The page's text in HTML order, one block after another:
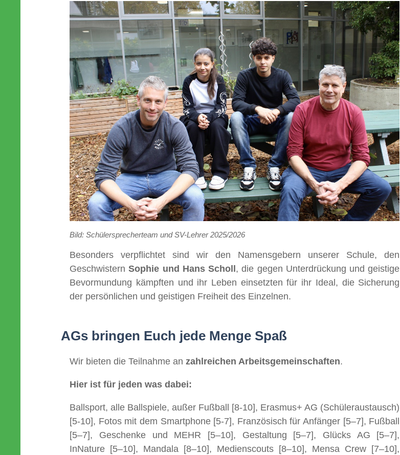
Bild: Schülersprecherteam und SV-Lehrer 2025/2026
Besonders verpflichtet sind wir den Namensgebern unserer Schule, den
GeschwisternSophie und Hans Scholl, die gegen Unterdrückung und geistige
Bevormundung kämpften und ihr Leben einsetzten für ihr Ideal, die Sicherung
der persönlichen und geistigen Freiheit des Einzelnen.
AGs bringen Euch jede Menge Spaß
Wir bieten die Teilnahme anzahlreichen Arbeits­gemeinschaften.
Hier ist für jeden was dabei:
Ballsport, alle Ballspiele, außer Fußball [8-10], Erasmus+ AG (Schüleraustausch)
[5-10], Fotos mit dem Smartphone [5-7], Französisch für Anfänger [5–7], Fußball
[5–7], Geschenke und MEHR [5–10], Gestaltung [5–7], Glücks AG [5–7],
InNature [5–10], Mandala [8–10], Medienscouts [8–10], Mensa Crew [7–10],